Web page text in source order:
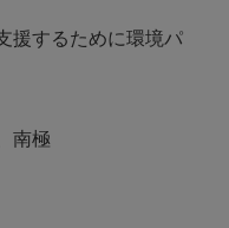
援するために環境パ
南極